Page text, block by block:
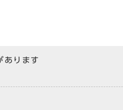
あります